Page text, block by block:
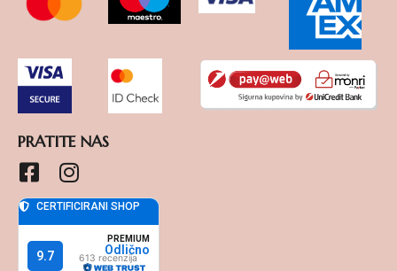
PRATITE NAS